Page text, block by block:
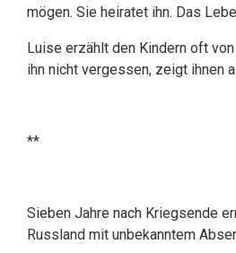
mögen. Sie heiratet ihn. Das
Luise erzählt den Kindern oft
ihn nicht vergessen, zeigt ihnen
**
Sieben Jahre nach Kriegsende
Russland mit unbekanntem